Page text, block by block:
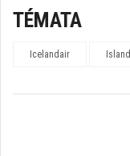
TÉMATA
Icelandair Island